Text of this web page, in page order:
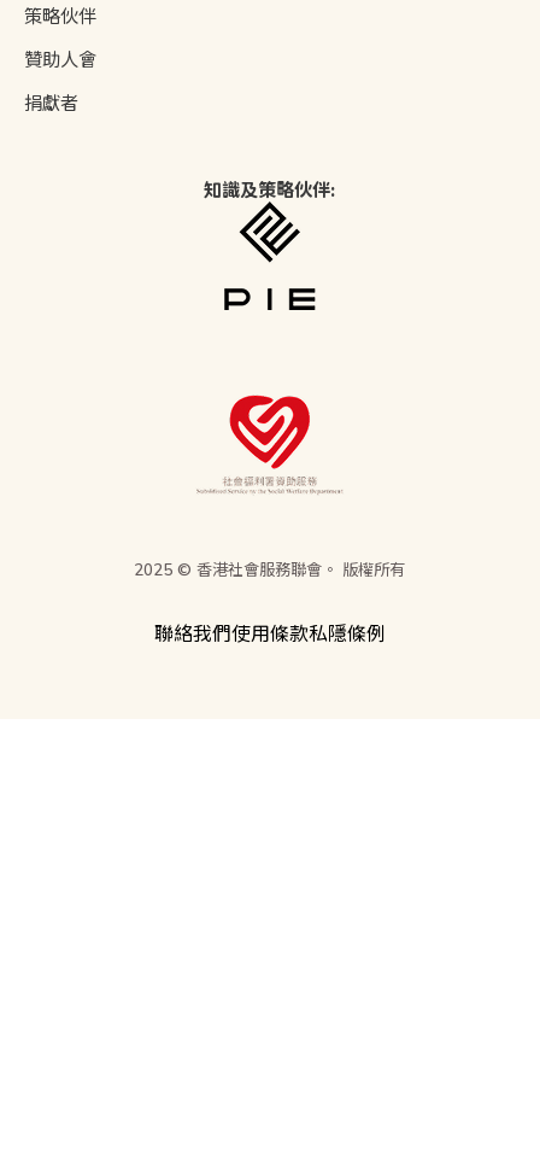
策略伙伴
贊助人會
捐獻者
知識及策略伙伴:
2025 © 香港社會服務聯會。 版權所有
聯絡我們使用條款私隱條例